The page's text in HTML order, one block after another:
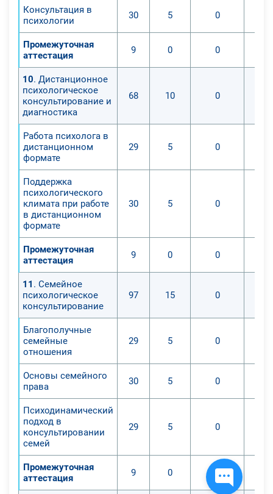
Консультация в
психологии
30 5 0
Промежуточная
аттестация
9 0 0
10. Дистанционное
психологическое
консультирование и
диагностика
68 10 0
Работа психолога в
дистанционном
формате
29 5 0
Поддержка
психологического
климата при работе
в дистанционном
формате
30 5 0
Промежуточная
аттестация
9 0 0
11 . Семейное
психологическое
консультирование
97 15 0
Благополучные
семейные
отношения
29 5 0
Основы семейного
права
30 5 0
Психодинамический
подход в
консультировании
семей
29 5 0
Промежуточная
аттестация
9 0 0